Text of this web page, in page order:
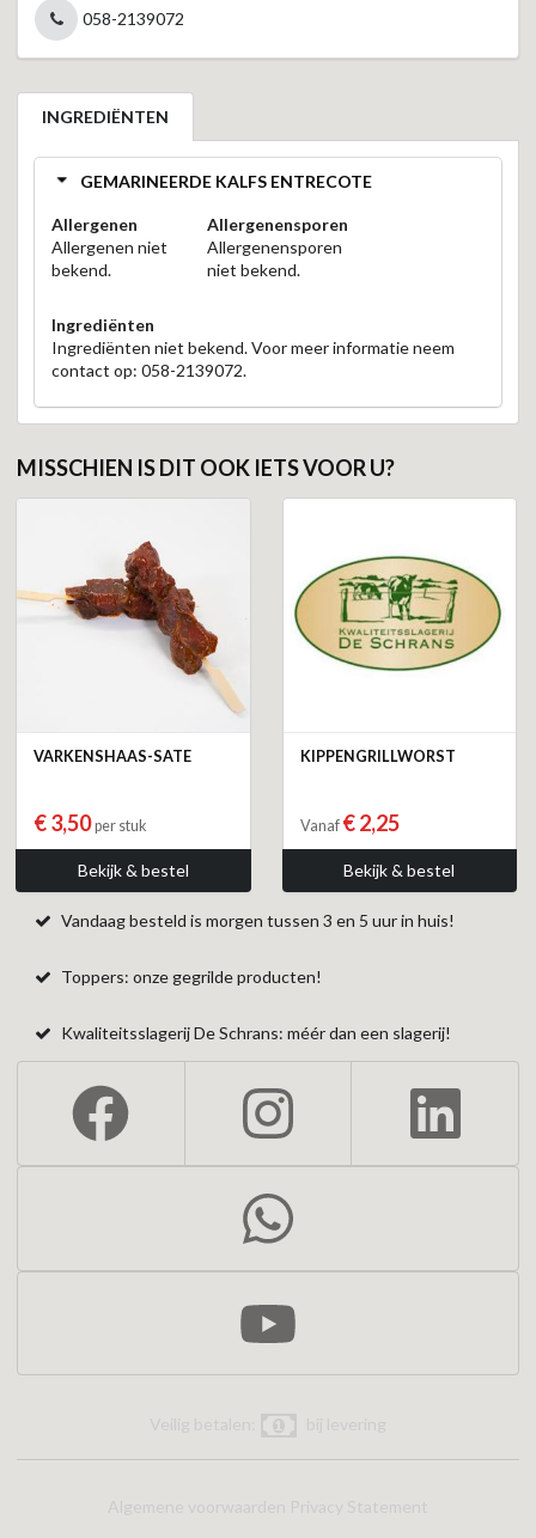
058-2139072
INGREDIËNTEN
GEMARINEERDE KALFS ENTRECOTE
Allergenen
Allergenen niet
bekend.
Allergenensporen
Allergenensporen
niet bekend.
Ingrediënten
Ingrediënten niet bekend. Voor meer informatie neem
contact op: 058-2139072.
MISSCHIEN IS DIT OOK IETS VOOR U?
VARKENSHAAS-SATE
€ 3,50per stuk
Bekijk & bestel
KIPPENGRILLWORST
Vanaf € 2,25
Bekijk & bestel
Vandaag besteld is morgen tussen 3 en 5 uur in huis!
Toppers: onze gegrilde producten!
Kwaliteitsslagerij De Schrans: méér dan een slagerij!